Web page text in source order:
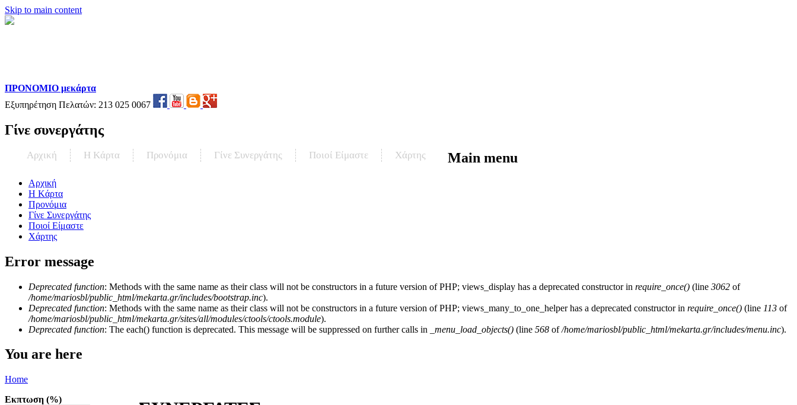
Skip to main content
ΠΡΟΝΟΜΙΟ μεκάρτα
Εξυπηρέτηση Πελατών: 213 025 0067
Γίνε συνεργάτης
Αρχική Η Kάρτα Προνόμια Γίνε Συνεργάτης Ποιοί Είμαστε Χάρτης Main menu
Αρχική
Η Kάρτα
Προνόμια
Γίνε Συνεργάτης
Ποιοί Είμαστε
Χάρτης
Error message
Deprecated function: Methods with the same name as their class will not be constructors in a future version of PHP; views_display has a deprecated constructor in require_once() (line 3062 of
/home/mariosbl/public_html/mekarta.gr/includes/bootstrap.inc).
Deprecated function: Methods with the same name as their class will not be constructors in a future version of PHP; views_many_to_one_helper has a deprecated constructor in require_once() (line 113 of
/home/mariosbl/public_html/mekarta.gr/sites/all/modules/ctools/ctools.module).
Deprecated function: The each() function is deprecated. This message will be suppressed on further calls in _menu_load_objects() (line 568 of/home/mariosbl/public_html/mekarta.gr/includes/menu.inc).
You are here
Home
Εκπτωση (%)